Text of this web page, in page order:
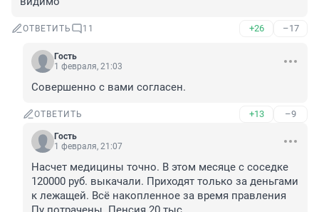
ОТВЕТИТЬ 11 +26 –17
Гость
1 февраля, 21:03
Совершенно с вами согласен.
ОТВЕТИТЬ +13 –9
Гость
1 февраля, 21:07
Насчет медицины точно. В этом месяце с соседке
120000 руб. выкачали. Приходят только за деньгами
к лежащей. Всё накопленное за время правления